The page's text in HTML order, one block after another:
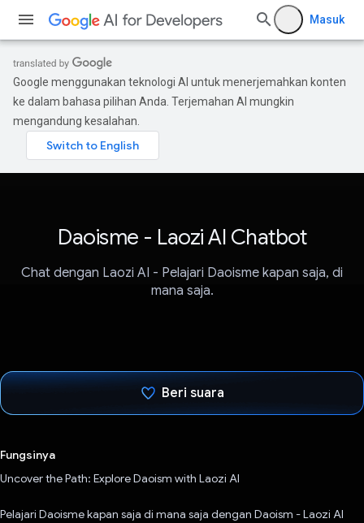
Masuk
Google menggunakan teknologi AI untuk menerjemahkan konten
ke dalam bahasa pilihan Anda. Terjemahan AI mungkin
mengandung kesalahan.
Daoisme - Laozi AI Chatbot
Chat dengan Laozi AI - Pelajari Daoisme kapan saja, di
mana saja.
Beri suara
Fungsinya
Uncover the Path: Explore Daoism with Laozi AI
Pelajari Daoisme kapan saja di mana saja dengan Daoism - Laozi AI